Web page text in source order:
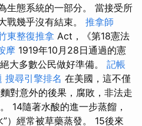
生態系統的一部分。 當接受所
戰幾乎沒有結束。 推拿師
東整復推拿 Act，《第18憲法
摩 1919年10月28日通過的憲
大多數公民做好準備。 記帳
搜尋引擎排名 在美國，這不僅
對意外的後果，腐敗，非法走
14隨著水酸的進一步蒸餾，
）經常被草藥蒸發。 15後來